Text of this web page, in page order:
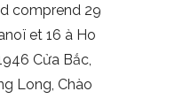
comprend 29
et 16 à Ho
Cửa Bắc,
Long, Chào